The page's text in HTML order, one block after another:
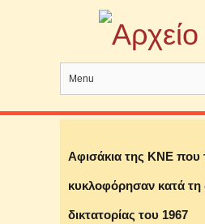
Menu
Αφισάκια της ΚΝΕ που
κυκλοφόρησαν κατά τη
δικτατορίας του 1967